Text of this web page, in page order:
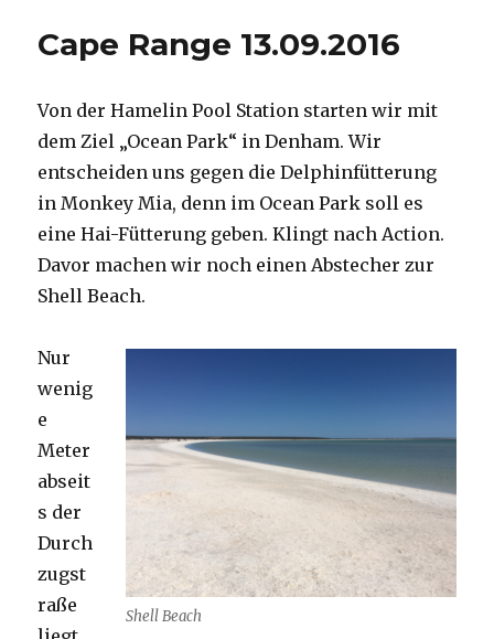
Cape Range 13.09.2016
Von der Hamelin Pool Station starten wir mit
dem Ziel „Ocean Park“ in Denham. Wir
entscheiden uns gegen die Delphinfütterung
in Monkey Mia, denn im Ocean Park soll es
eine Hai-Fütterung geben. Klingt nach Action.
Davor machen wir noch einen Abstecher zur
Shell Beach.
Shell Beach
Nur
wenig
e
Meter
abseit
s der
Durch
zugst
raße